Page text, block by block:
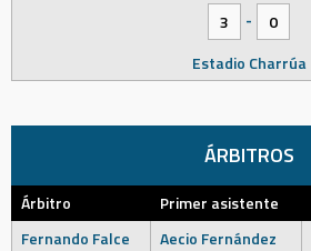
3 -
0
Estadio Charrúa
ÁRBITROS
Árbitro Primer asistente
Fernando Falce
Aecio Fernández